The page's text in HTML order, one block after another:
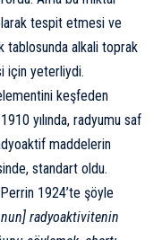
tespit etmesi ve
tablosunda alkali toprak
için yeterliydi.
keşfeden
yılında, radyumu saf
maddelerin
standart oldu.
1924’te şöyle
radyoaktivitenin